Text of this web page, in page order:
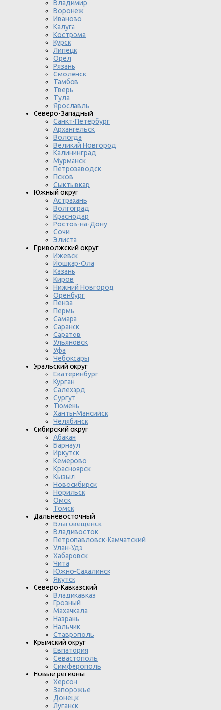
Владимир
Воронеж
Иваново
Калуга
Кострома
Курск
Липецк
Орел
Рязань
Смоленск
Тамбов
Тверь
Тула
Ярославль
Северо-Западный
Санкт-Петербург
Архангельск
Вологда
Великий Новгород
Калининград
Мурманск
Петрозаводск
Псков
Сыктывкар
Южный округ
Астрахань
Волгоград
Краснодар
Ростов-на-Дону
Сочи
Элиста
Приволжский округ
Ижевск
Йошкар-Ола
Казань
Киров
Нижний Новгород
Оренбург
Пенза
Пермь
Самара
Саранск
Саратов
Ульяновск
Уфа
Чебоксары
Уральский округ
Екатеринбург
Курган
Салехард
Сургут
Тюмень
Ханты-Мансийск
Челябинск
Сибирский округ
Абакан
Барнаул
Иркутск
Кемерово
Красноярск
Кызыл
Новосибирск
Норильск
Омск
Томск
Дальневосточный
Благовещенск
Владивосток
Петропавловск-Камчатский
Улан-Удэ
Хабаровск
Чита
Южно-Сахалинск
Якутск
Северо-Кавказский
Владикавказ
Грозный
Махачкала
Назрань
Нальчик
Ставрополь
Крымский округ
Евпатория
Севастополь
Симферополь
Новые регионы
Херсон
Запорожье
Донецк
Луганск